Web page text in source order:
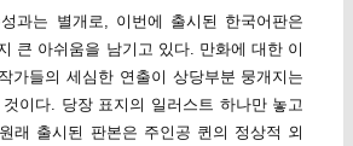
과는 별개로, 이번에 출시된 한국어판은
큰 아쉬움을 남기고 있다. 만화에 대한 이
가들의 세심한 연출이 상당부분 뭉개지는
이다. 당장 표지의 일러스트 하나만 놓고
래 출시된 판본은 주인공 퀸의 정상적 외